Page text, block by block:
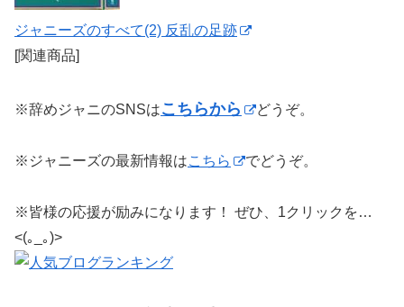
ジャニーズのすべて(2) 反乱の足跡
[関連商品]
※辞めジャニのSNSはこちらから どうぞ。
※ジャニーズの最新情報はこちら でどうぞ。
※皆様の応援が励みになります！ ぜひ、1クリックを…
<(｡_｡)>